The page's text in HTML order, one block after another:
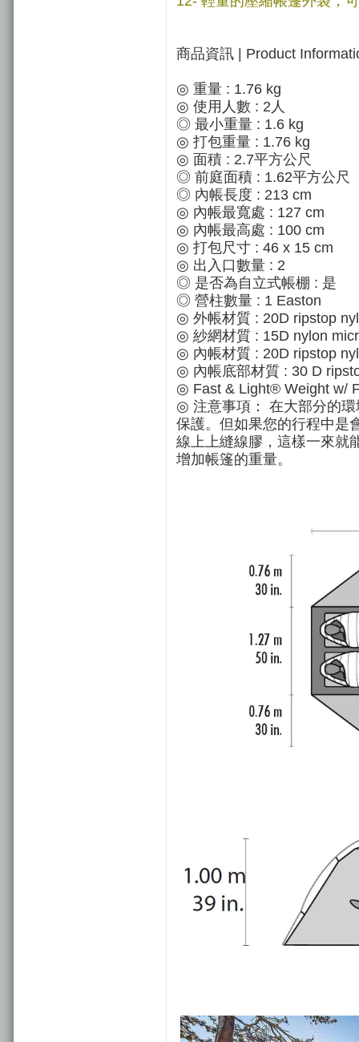
商品資訊 | Product
◎ 重量 : 1.76 kg
◎ 使用人數 : 2人
◎ 最小重量 : 1.6 kg
◎ 打包重量 : 1.76 kg
◎ 面積 : 2.7平方公尺
◎ 前庭面積 : 1.62平方公尺
◎ 內帳長度 : 213 cm
◎ 內帳最寬處 : 127 cm
◎ 內帳最高處 : 100 cm
◎ 打包尺寸 : 46 x 15 cm
◎ 出入口數量 : 2
◎ 是否為自立式帳棚 : 是
◎ 營柱數量 : 1 Easton
◎ 外帳材質 : 20D ripstop
◎ 紗網材質 : 15D nylon
◎ 內帳材質 : 20D ripstop
◎ 內帳底部材質 : 30 D
◎ Fast & Light® Weight w/
◎ 注意事項： 在大部分的
保護。但如果您的行程中是
線上上縫線膠，這樣一來就
增加帳篷的重量。